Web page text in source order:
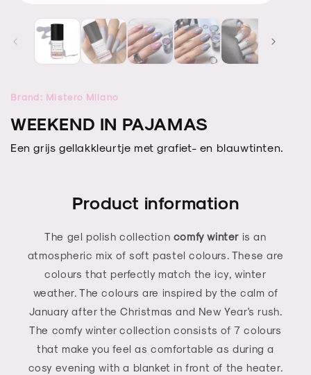
WEEKEND IN PAJAMAS
Een grijs gellakkleurtje met grafiet- en blauwtinten.
media
in
Brand: Mistero Milano
Product information
The gel polish collection comfy winter is an
atmospheric mix of soft pastel colours. These are
colours that perfectly match the icy, winter
weather. The colours are inspired by the calm of
January after the Christmas and New Year's rush.
The comfy winter collection consists of 7 colours
that make you feel as comfortable as during a
cosy evening with a blanket in front of the heater.